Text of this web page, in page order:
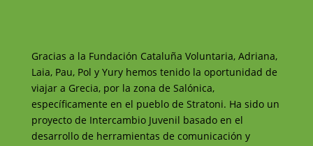
Gracias a la Fundación Cataluña Voluntaria, Adriana,
Laia, Pau, Pol y Yury hemos tenido la oportunidad de
viajar a Grecia, por la zona de Salónica,
específicamente en el pueblo de Stratoni. Ha sido un
proyecto de Intercambio Juvenil basado en el
desarrollo de herramientas de comunicación y